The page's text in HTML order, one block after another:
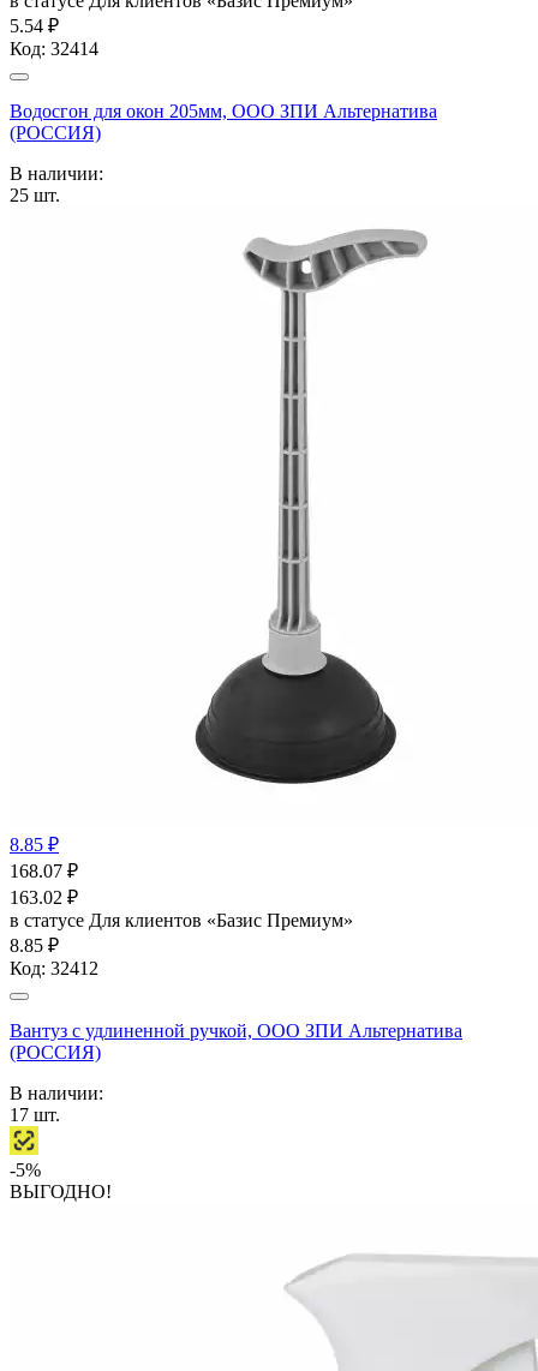
5.54 ₽
Код: 32414
Водосгон для окон 205мм, ООО ЗПИ Альтернатива
(РОССИЯ)
В наличии:
25 шт.
8.85 ₽
168.07 ₽
163.02 ₽
в статусе Для клиентов «Базис Премиум»
8.85 ₽
Код: 32412
Вантуз с удлиненной ручкой, ООО ЗПИ Альтернатива
(РОССИЯ)
В наличии:
17 шт.
-5%
ВЫГОДНО!